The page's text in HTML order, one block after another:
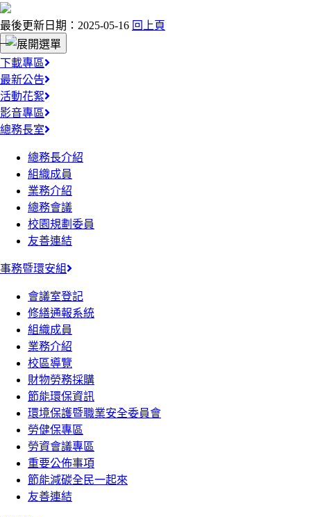
最後更新日期：2025-05-16 回上頁
:::
下載專區
最新公告
活動花絮
影音專區
總務長室
總務長介紹
組織成員
業務介紹
總務會議
校園規劃委員
友善連結
事務暨環安組
會議室登記
修繕通報系統
組織成員
業務介紹
校區導覽
財物勞務採購
節能環保資訊
環境保護暨職業安全委員會
勞健保專區
勞資會議專區
重要公佈事項
節能減碳全民一起來
友善連結